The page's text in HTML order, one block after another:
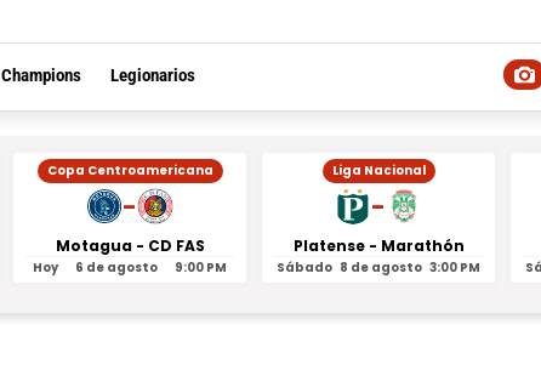
Champions Legionarios
Copa Centroamericana
-
Motagua - CD FAS
Hoy 6 de agosto 9:00 PM
Liga Nacional
-
Platense - Marathón
Sábado 8 de agosto 3:00 PM